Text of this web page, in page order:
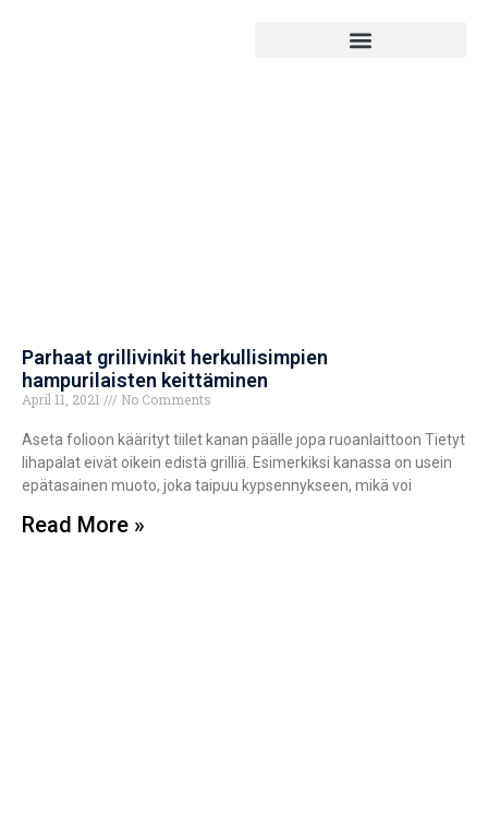
Parhaat grillivinkit herkullisimpien
hampurilaisten keittäminen
April 11, 2021 No Comments
Aseta folioon käärityt tiilet kanan päälle jopa ruoanlaittoon Tietyt
lihapalat eivät oikein edistä grilliä. Esimerkiksi kanassa on usein
epätasainen muoto, joka taipuu kypsennykseen, mikä voi
Read More »